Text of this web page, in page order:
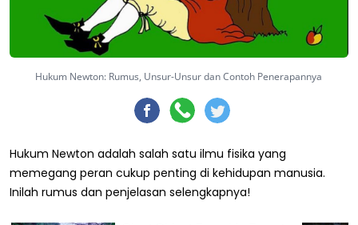
Hukum Newton: Rumus, Unsur-Unsur dan Contoh Penerapannya
Hukum Newton adalah salah satu ilmu fisika yang
memegang peran cukup penting di kehidupan manusia.
Inilah rumus dan penjelasan selengkapnya!